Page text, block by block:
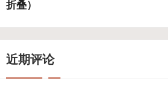
折叠）
近期评论